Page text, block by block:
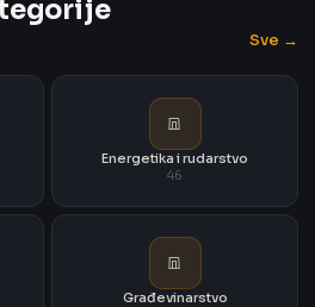
Sve →
Energetika i rudarstvo
46
Građevinarstvo